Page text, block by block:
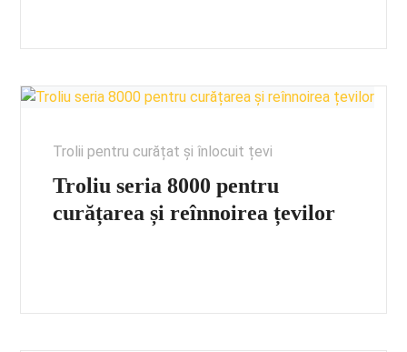
Trolii pentru curățat și înlocuit țevi
Troliu seria 8000 pentru
curățarea și reînnoirea țevilor